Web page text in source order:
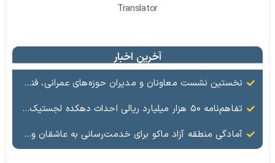
Translator
آخرین اخبار
نخستین نشست معاونان و مدیران حوزه‌های عمرانی، فنی، شهرسازی، محیط‌زیست، خدمات شهری و لجستیک ۱۸ منطقه آزاد در سال ۱۴۰۵ برگزار شد
تفاهم‌نامه ۵۰ هزار میلیارد ریالی احداث دهکده لجستیک ماکو امضا شد
آمادگی منطقه آزاد ماکو برای خدمت‌رسانی به عاشقان ولایت در آیین وداع و تشییع قائد امت